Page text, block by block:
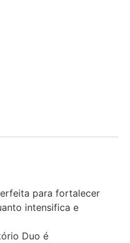
para fortalecer
intensifica e
Duo é